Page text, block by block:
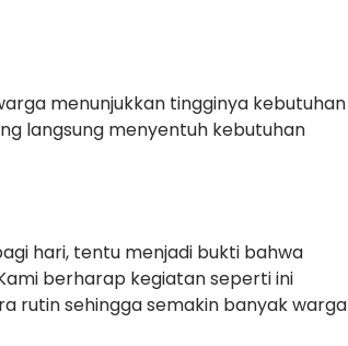
menunjukkan tingginya kebutuhan
langsung menyentuh kebutuhan
hari, tentu menjadi bukti bahwa
berharap kegiatan seperti ini
rutin sehingga semakin banyak warga